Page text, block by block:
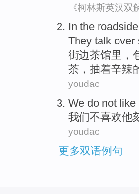
《柯林斯英汉双
In the
They talk over
街边茶馆里，
茶 ，抽着辛辣
youdao
We do not like
我们不喜欢他
youdao
更多双语例句